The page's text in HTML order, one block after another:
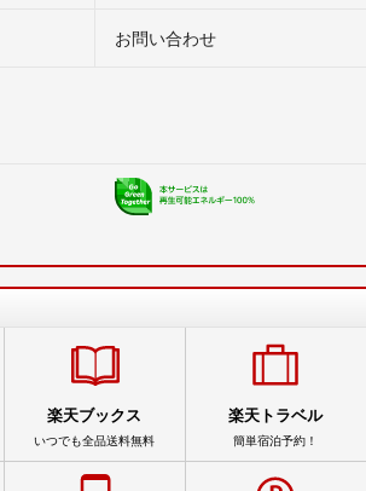
お問い合わせ
楽天ブックス
いつでも全品送料無料
楽天トラベル
簡単宿泊予約！